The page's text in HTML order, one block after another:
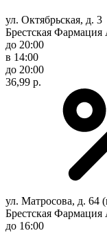
ул. Октябрьская, д. 3
Брестская
до 20:00
в 14:00
до 20:00
36,99 р.
ул. Матросова, д. 64
Брестская
до 16:00